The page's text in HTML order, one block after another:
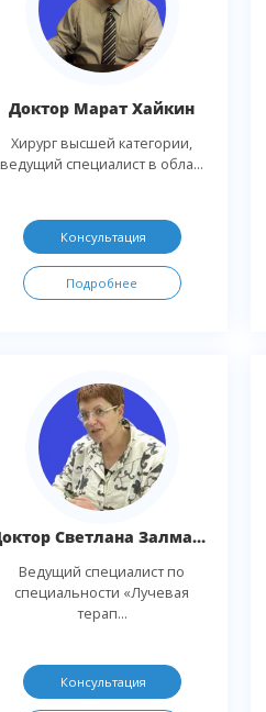
Доктор Марат Хайкин
Хирург высшей категории,
ведущий специалист в обла...
Консультация
Подробнее
Доктор Светлана Залманова
Ведущий специалист по
специальности «Лучевая
терап...
Консультация